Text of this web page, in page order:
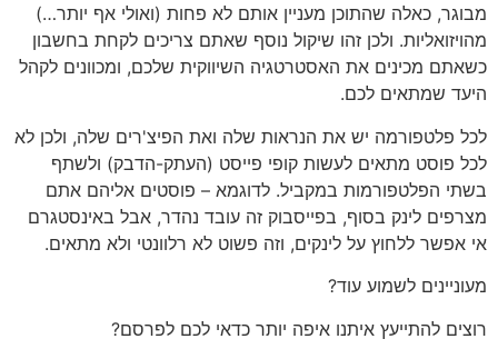
מבוגר, כאלה שהתוכן מעניין אותם לא פחות (ואולי אף יותר…)
מהויזואליות. ולכן זהו שיקול נוסף שאתם צריכים לקחת בחשבון
כשאתם מכינים את האסטרטגיה השיווקית שלכם, ומכוונים לקהל
היעד שמתאים לכם.
לכל פלטפורמה יש את הנראות שלה ואת הפיצ'רים שלה, ולכן לא
לכל פוסט מתאים לעשות קופי פייסט (העתק-הדבק) ולשתף
בשתי הפלטפורמות במקביל. לדוגמא – פוסטים אליהם אתם
מצרפים לינק בסוף, בפייסבוק זה עובד נהדר, אבל באינסטגרם
אי אפשר ללחוץ על לינקים, וזה פשוט לא רלוונטי ולא מתאים.
מעוניינים לשמוע עוד?
רוצים להתייעץ איתנו איפה יותר כדאי לכם לפרסם?